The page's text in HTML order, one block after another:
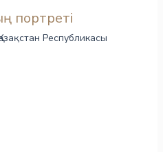
портреті
Республикасы